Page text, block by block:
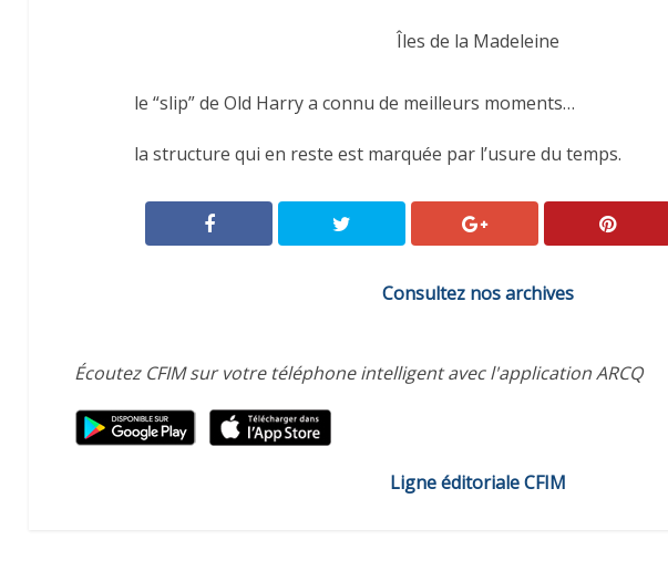
Îles de la Madeleine
le “slip” de Old Harry a connu de meilleurs moments…
la structure qui en reste est marquée par l’usure du temps.
Consultez nos archives
Écoutez CFIM sur votre téléphone intelligent avec l'application ARCQ
Ligne éditoriale CFIM